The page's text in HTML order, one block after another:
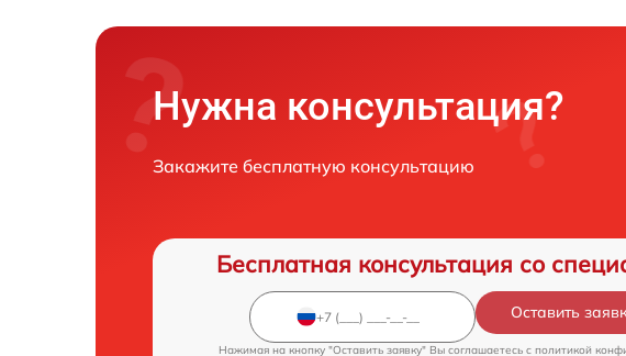
Нужна консультация?
Закажите бесплатную консультацию
Бесплатная консультация со
Оставить
Нажимая на кнопку "Оставить заявку" Вы соглашаетесь c политикой